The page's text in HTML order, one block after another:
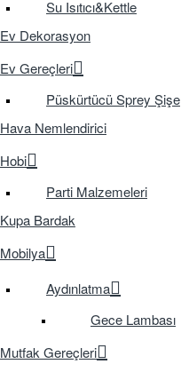
Su Isıtıcı&Kettle
Ev Dekorasyon
Ev Gereçleri
Püskürtücü Sprey Şişe
Hava Nemlendirici
Hobi
Parti Malzemeleri
Kupa Bardak
Mobilya
Aydınlatma
Gece Lambası
Mutfak Gereçleri